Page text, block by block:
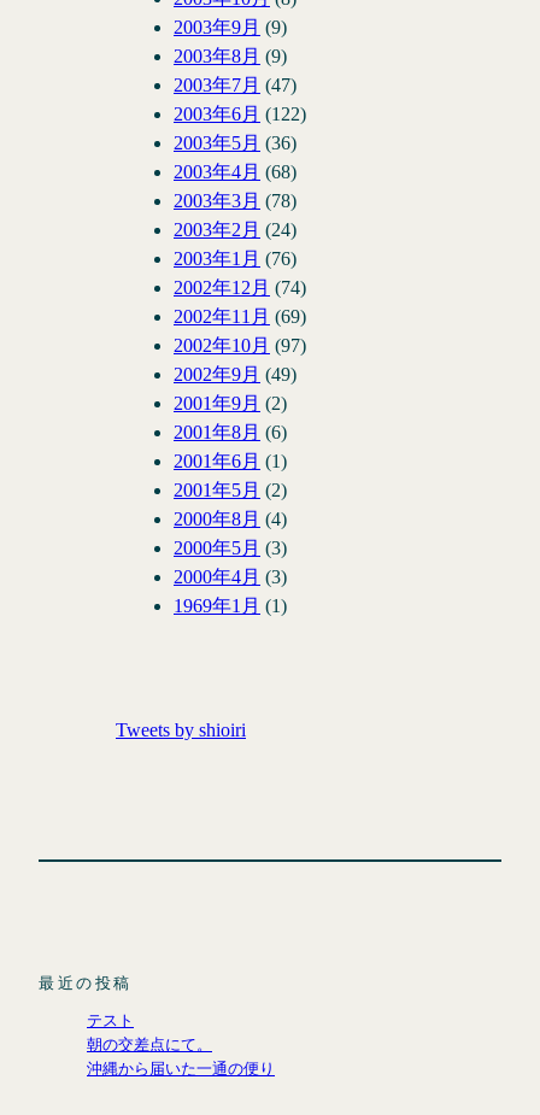
2003年9月 (9)
2003年8月 (9)
2003年7月 (47)
2003年6月 (122)
2003年5月 (36)
2003年4月 (68)
2003年3月 (78)
2003年2月 (24)
2003年1月 (76)
2002年12月 (74)
2002年11月 (69)
2002年10月 (97)
2002年9月 (49)
2001年9月 (2)
2001年8月 (6)
2001年6月 (1)
2001年5月 (2)
2000年8月 (4)
2000年5月 (3)
2000年4月 (3)
1969年1月 (1)
Tweets by shioiri
最近の投稿
テスト
朝の交差点にて。
沖縄から届いた一通の便り